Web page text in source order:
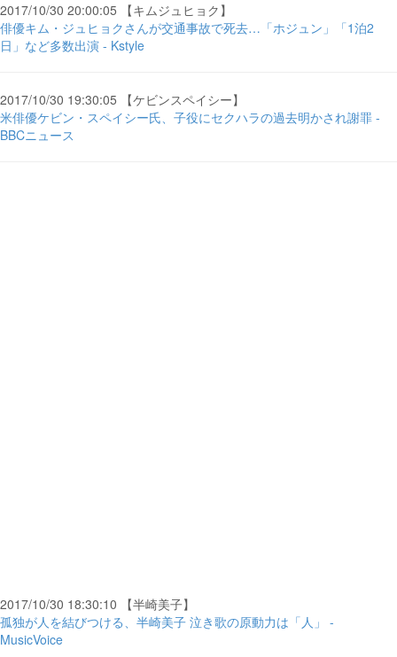
2017/10/30 20:00:05 【キムジュヒョク】
俳優キム・ジュヒョクさんが交通事故で死去…「ホジュン」「1泊2
日」など多数出演 - Kstyle
2017/10/30 19:30:05 【ケビンスペイシー】
米俳優ケビン・スペイシー氏、子役にセクハラの過去明かされ謝罪 -
BBCニュース
2017/10/30 18:30:10 【半崎美子】
孤独が人を結びつける、半崎美子 泣き歌の原動力は「人」 -
MusicVoice